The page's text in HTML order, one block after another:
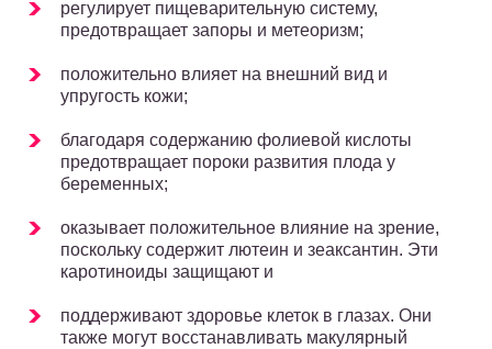
регулирует пищеварительную систему,
предотвращает запоры и метеоризм;
положительно влияет на внешний вид и
упругость кожи;
благодаря содержанию фолиевой кислоты
предотвращает пороки развития плода у
беременных;
оказывает положительное влияние на зрение,
поскольку содержит лютеин и зеаксантин. Эти
каротиноиды защищают и
поддерживают здоровье клеток в глазах. Они
также могут восстанавливать макулярный